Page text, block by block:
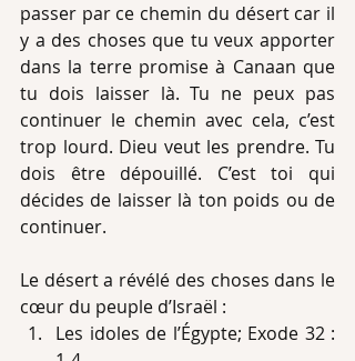
passer par ce chemin du désert car il
y a des choses que tu veux apporter
dans la terre promise à Canaan que
tu dois laisser là. Tu ne peux pas
continuer le chemin avec cela, c’est
trop lourd. Dieu veut les prendre. Tu
dois être dépouillé. C’est toi qui
décides de laisser là ton poids ou de
continuer.
Le désert a révélé des choses dans le
cœur du peuple d’Israël :
Les idoles de l’Égypte; Exode 32 :